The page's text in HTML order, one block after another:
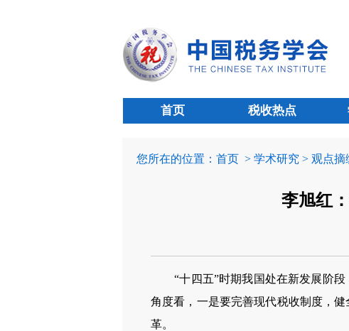
首页 税收热点
您所在的位置： 首页 > 学术研究 > 观点摘
李旭红
“十四五”时期我国处在新发展阶
角度看，一是要完善现代税收制度，
革。